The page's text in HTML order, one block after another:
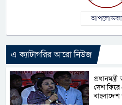
এ ক্যাটাগরির আরো নিউজ
দেশ ফিরে
বাংলাদেশ